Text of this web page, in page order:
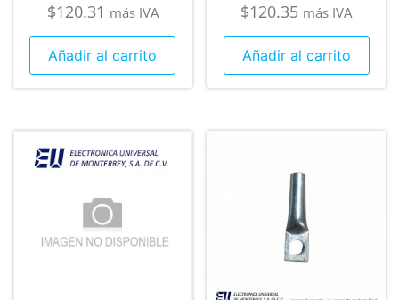
$120.31 más IVA
Añadir al carrito
$120.35 más IVA
Añadir al carrito